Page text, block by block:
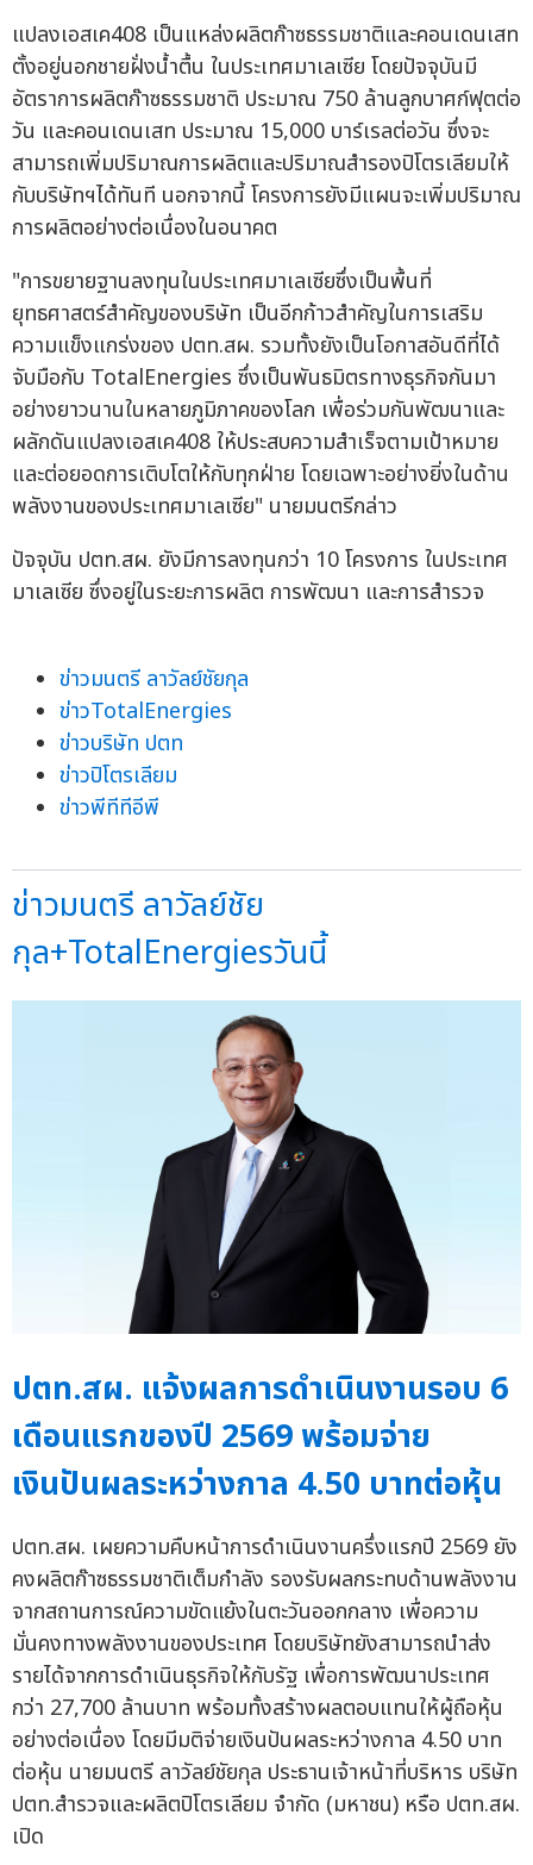
แปลงเอสเค408 เป็นแหล่งผลิตก๊าซธรรมชาติและคอนเดนเสท
ตั้งอยู่นอกชายฝั่งน้ำตื้น ในประเทศมาเลเซีย โดยปัจจุบันมี
อัตราการผลิตก๊าซธรรมชาติ ประมาณ 750 ล้านลูกบาศก์ฟุตต่อ
วัน และคอนเดนเสท ประมาณ 15,000 บาร์เรลต่อวัน ซึ่งจะ
สามารถเพิ่มปริมาณการผลิตและปริมาณสำรองปิโตรเลียมให้
กับบริษัทฯได้ทันที นอกจากนี้ โครงการยังมีแผนจะเพิ่มปริมาณ
การผลิตอย่างต่อเนื่องในอนาคต
"การขยายฐานลงทุนในประเทศมาเลเซียซึ่งเป็นพื้นที่
ยุทธศาสตร์สำคัญของบริษัท เป็นอีกก้าวสำคัญในการเสริม
ความแข็งแกร่งของ ปตท.สผ. รวมทั้งยังเป็นโอกาสอันดีที่ได้
จับมือกับ TotalEnergies ซึ่งเป็นพันธมิตรทางธุรกิจกันมา
อย่างยาวนานในหลายภูมิภาคของโลก เพื่อร่วมกันพัฒนาและ
ผลักดันแปลงเอสเค408 ให้ประสบความสำเร็จตามเป้าหมาย
และต่อยอดการเติบโตให้กับทุกฝ่าย โดยเฉพาะอย่างยิ่งในด้าน
พลังงานของประเทศมาเลเซีย" นายมนตรีกล่าว
ปัจจุบัน ปตท.สผ. ยังมีการลงทุนกว่า 10 โครงการ ในประเทศ
มาเลเซีย ซึ่งอยู่ในระยะการผลิต การพัฒนา และการสำรวจ
ข่าวมนตรี ลาวัลย์ชัยกุล
ข่าวTotalEnergies
ข่าวบริษัท ปตท
ข่าวปิโตรเลียม
ข่าวพีทีทีอีพี
ข่าวมนตรี ลาวัลย์ชัย
กุล+TotalEnergiesวันนี้
ปตท.สผ. แจ้งผลการดำเนินงานรอบ 6
เดือนแรกของปี 2569 พร้อมจ่าย
เงินปันผลระหว่างกาล 4.50 บาทต่อหุ้น
ปตท.สผ. เผยความคืบหน้าการดำเนินงานครึ่งแรกปี 2569 ยัง
คงผลิตก๊าซธรรมชาติเต็มกำลัง รองรับผลกระทบด้านพลังงาน
จากสถานการณ์ความขัดแย้งในตะวันออกกลาง เพื่อความ
มั่นคงทางพลังงานของประเทศ โดยบริษัทยังสามารถนำส่ง
รายได้จากการดำเนินธุรกิจให้กับรัฐ เพื่อการพัฒนาประเทศ
กว่า 27,700 ล้านบาท พร้อมทั้งสร้างผลตอบแทนให้ผู้ถือหุ้น
อย่างต่อเนื่อง โดยมีมติจ่ายเงินปันผลระหว่างกาล 4.50 บาท
ต่อหุ้น นายมนตรี ลาวัลย์ชัยกุล ประธานเจ้าหน้าที่บริหาร บริษัท
ปตท.สำรวจและผลิตปิโตรเลียม จำกัด (มหาชน) หรือ ปตท.สผ.
เปิด